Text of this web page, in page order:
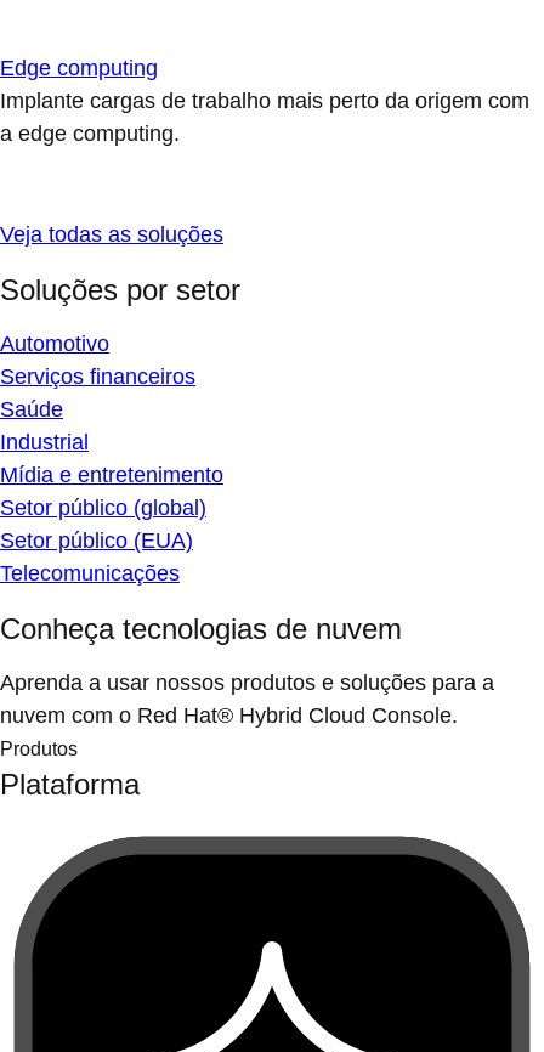
Edge computing
Implante cargas de trabalho mais perto da origem com
a edge computing.
Veja todas as soluções
Soluções por setor
Automotivo
Serviços financeiros
Saúde
Industrial
Mídia e entretenimento
Setor público (global)
Setor público (EUA)
Telecomunicações
Conheça tecnologias de nuvem
Aprenda a usar nossos produtos e soluções para a
nuvem com o Red Hat® Hybrid Cloud Console.
Produtos
Plataforma